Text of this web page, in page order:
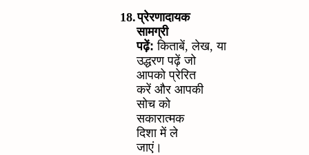
18.प्रेरणादायक
सामग्री
पढ़ें: किताबें,लेख,या
उद्धरण पढ़ें जो
आपको प्रेरित
करें और आपकी
सोच को
सकारात्मक
दिशा में ले
जाएं।